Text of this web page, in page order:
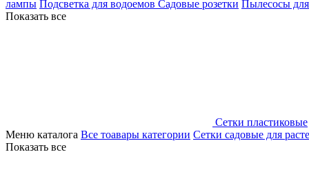
лампы Подсветка для водоемов Садовые розетки Пылесосы
Показать все
Сетки пластиковые
Меню каталога Все тоавары категории Сетки садовые для
Показать все